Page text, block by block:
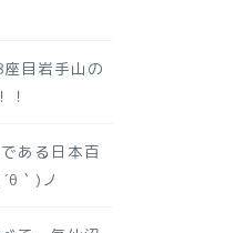
目岩手山の
！
ある日本百
｀)ノ